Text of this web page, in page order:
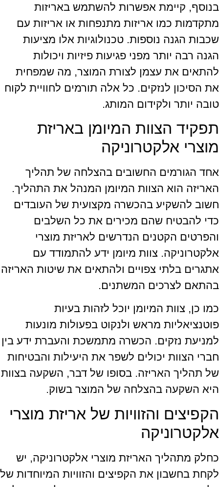
בנוסף, קיימת אפשרות להשתמש באריזות
מתקדמות כמו אריזות מתנפחות או אריזות עם
שכבות הגנה נוספות. טכנולוגיות אלו מציעות
הגנה רבה יותר מפני פגיעות פיזיות ויכולות
להתאים את עצמן לצורת המוצר, מה שמפחית
את הסיכון לנזקים. כל אלה תורמים לחוויית לקוח
טובה יותר ולקידום המותג.
תפקיד הצוות המיומן באריזת
מוצרי אלקטרוניקה
אחד הגורמים החשובים בהצלחה של תהליך
האריזה הוא הצוות המיומן המנהל את התהליך.
חשוב להשקיע בהכשרה מקצועית של העובדים
כדי להבטיח שהם מכירים את כל השלבים
והפרטים הקטנים הנדרשים לאריזת מוצרי
אלקטרוניקה. צוות מיומן ידע להתמודד עם
אתגרים בלתי צפויים ולהתאים את שיטות האריזה
בהתאם לצרכים המשתנים.
כמו כן, צוות המיומן יוכל לזהות בעיות
פוטנציאליות מראש ולנקוט בפעולות מונעות
למניעת נזקים. הכשרה מתמשכת והעברת ידע בין
חברי הצוות יכולים לשפר את היעילות והבטיחות
של תהליך האריזה. בסופו של דבר, השקעה בצוות
היא השקעה בהצלחה של המוצר בשוק.
הקפיצים והזוויות של אריזת מוצרי
אלקטרוניקה
כחלק מתהליך האריזת מוצרי אלקטרוניקה, יש
לקחת בחשבון את הקפיצים והזוויות המיוחדות של